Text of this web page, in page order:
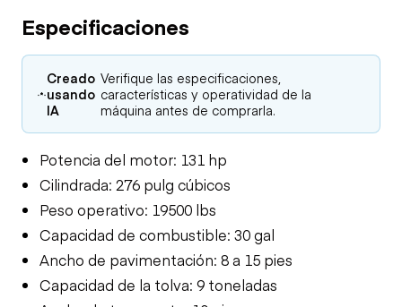
Especificaciones
Creado
usando
IA
Verifique las especificaciones,
características y operatividad de la
máquina antes de comprarla.
Potencia del motor: 131 hp
Cilindrada: 276 pulg cúbicos
Peso operativo: 19500 lbs
Capacidad de combustible: 30 gal
Ancho de pavimentación: 8 a 15 pies
Capacidad de la tolva: 9 toneladas